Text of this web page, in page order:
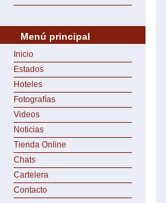
Menú principal
Inicio
Estados
Hoteles
Fotografías
Videos
Noticias
Tienda Online
Chats
Cartelera
Contacto